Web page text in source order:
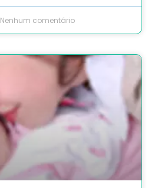
Nenhum comentário